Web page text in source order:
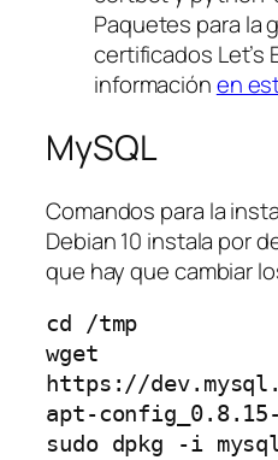
Paquetes para la
certificados Let’s
informaciónen
MySQL
Comandos para la
Debian 10 instala por
que hay que cambiar
cd /tmp
wget
https://
apt-
sudo dpkg -i